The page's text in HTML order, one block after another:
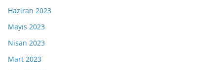
Haziran 2023
Mayıs 2023
Nisan 2023
Mart 2023